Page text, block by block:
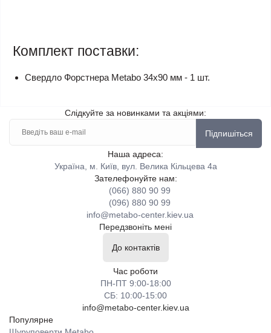
Комплект поставки:
Свердло Форстнера Metabo 34х90 мм - 1 шт.
Слідкуйте за новинками та акціями:
Підпишіться
Наша адреса:
Україна, м. Київ, вул. Велика Кільцева 4а
Зателефонуйте нам:
(066) 880 90 99
(096) 880 90 99
info@metabo-center.kiev.ua
Передзвоніть мені
До контактів
Час роботи
ПН-ПТ 9:00-18:00
СБ: 10:00-15:00
info@metabo-center.kiev.ua
Популярне